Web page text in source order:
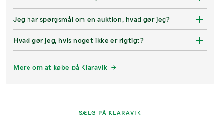
Jeg har spørgsmål om en auktion, hvad gør jeg?
Hvad gør jeg, hvis noget ikke er rigtigt?
Mere om at købe på Klaravik
SÆLG PÅ KLARAVIK